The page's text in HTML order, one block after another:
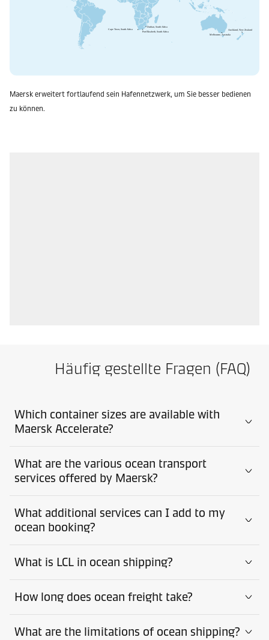
Maersk erweitert fortlaufend sein Hafennetzwerk, um Sie besser bedienen
zu können.
Häufig gestellte Fragen (FAQ)
Which container sizes are available with
Maersk Accelerate?
What are the various ocean transport
services offered by Maersk?
What additional services can I add to my
ocean booking?
What is LCL in ocean shipping?
How long does ocean freight take?
What are the limitations of ocean shipping?